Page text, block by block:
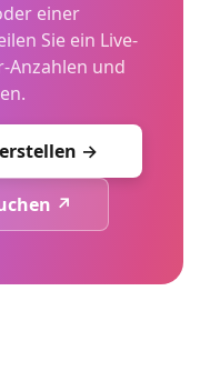
einer
Sie ein Live-
Anzahlen und
→
↗